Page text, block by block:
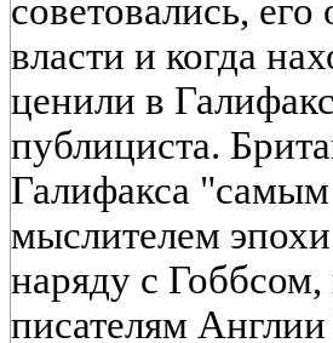
советовались,
власти и когда
ценили в
публициста.
Галифакса
мыслителем
наряду с
писателям